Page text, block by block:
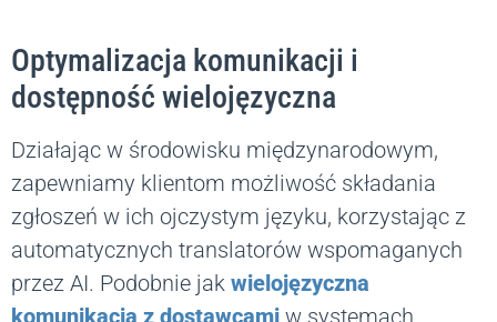
Optymalizacja komunikacji i
dostępność wielojęzyczna
Działając w środowisku międzynarodowym,
zapewniamy klientom możliwość składania
zgłoszeń w ich ojczystym języku, korzystając z
automatycznych translatorów wspomaganych
przez AI. Podobnie jak wielojęzyczna
komunikacja z dostawcami w systemach